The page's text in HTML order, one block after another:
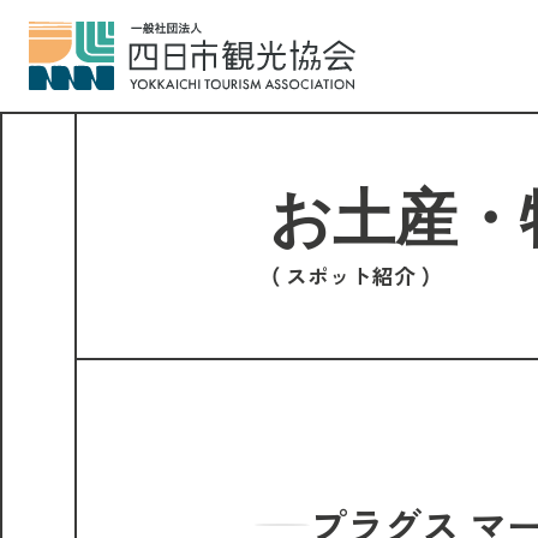
スポット紹介
プラグス マ